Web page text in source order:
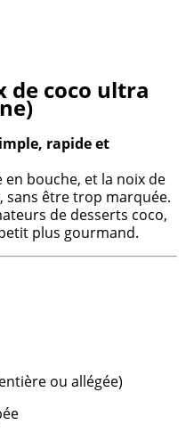
de coco ultra
rapide et
bouche, et la noix de
sans être trop marquée.
de desserts coco,
plus gourmand.
ou allégée)